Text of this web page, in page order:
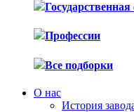
Профессии
Все подборки
О нас
История